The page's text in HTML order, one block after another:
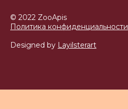
© 2022 ZooApis
Политика конфиденциальности
Designed by Layilsterart